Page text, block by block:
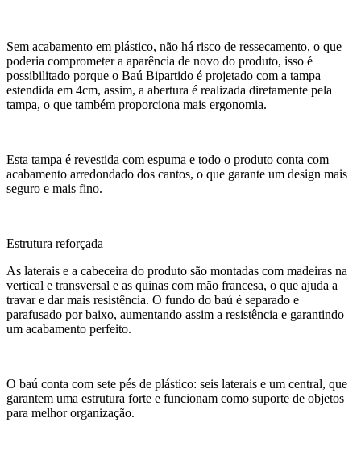
Sem acabamento em plástico, não há risco de ressecamento, o que
poderia comprometer a aparência de novo do produto, isso é
possibilitado porque o Baú Bipartido é projetado com a tampa
estendida em 4cm, assim, a abertura é realizada diretamente pela
tampa, o que também proporciona mais ergonomia.
Esta tampa é revestida com espuma e todo o produto conta com
acabamento arredondado dos cantos, o que garante um design mais
seguro e mais fino.
Estrutura reforçada
As laterais e a cabeceira do produto são montadas com madeiras na
vertical e transversal e as quinas com mão francesa, o que ajuda a
travar e dar mais resistência. O fundo do baú é separado e
parafusado por baixo, aumentando assim a resistência e garantindo
um acabamento perfeito.
O baú conta com sete pés de plástico: seis laterais e um central, que
garantem uma estrutura forte e funcionam como suporte de objetos
para melhor organização.